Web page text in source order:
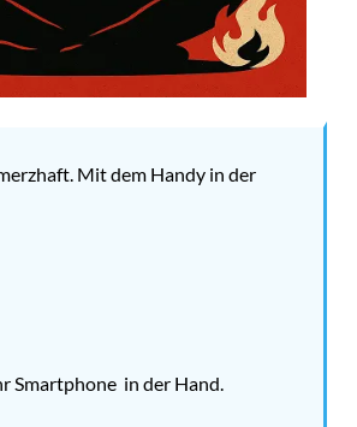
Mit dem Handy in der
Smartphone in der Hand.